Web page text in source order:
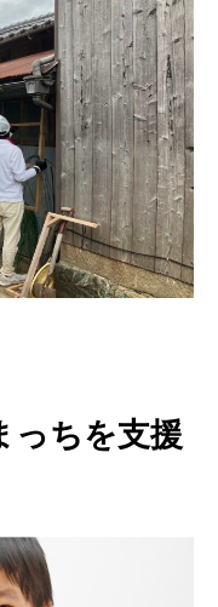
っちを支援